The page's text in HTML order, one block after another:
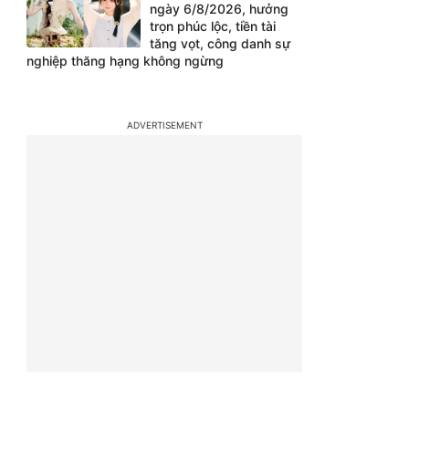
ngày 6/8/2026, hưởng
trọn phúc lộc, tiền tài
tăng vọt, công danh sự
nghiệp thăng hạng không ngừng